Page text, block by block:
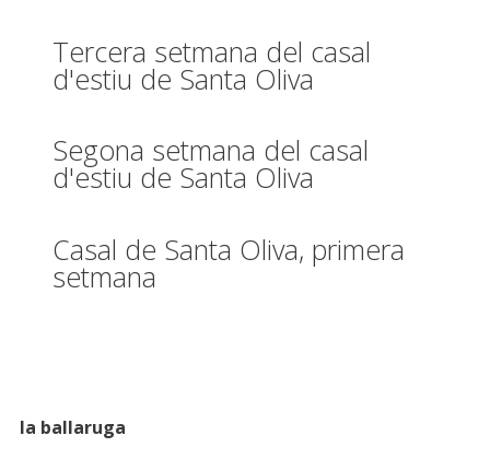
Tercera setmana del casal
d'estiu de Santa Oliva
Segona setmana del casal
d'estiu de Santa Oliva
Casal de Santa Oliva, primera
setmana
la ballaruga